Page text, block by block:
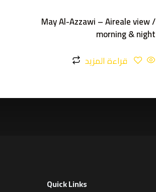
May Al-Azzawi – Aireale view /
morning & night
قراءة المزيد
Quick Links